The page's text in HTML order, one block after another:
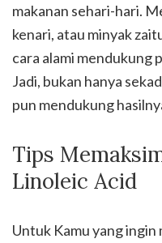
makanan sehari-hari.
kenari, atau minyak
cara alami mendukung
Jadi, bukan hanya
pun mendukung
Tips
Linoleic Acid
Untuk Kamu yang ingin